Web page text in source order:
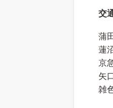
交
蒲
蓮
京
矢
雑